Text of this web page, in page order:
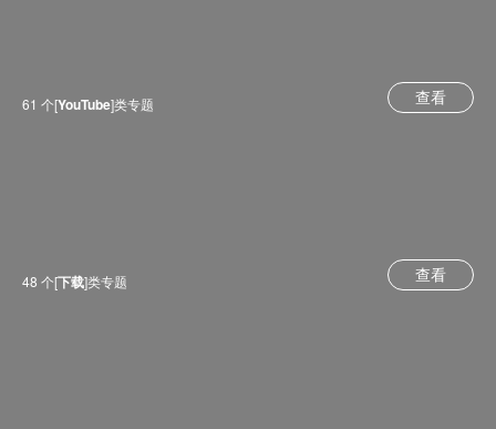
61 个[YouTube]类专题 查看
48 个[下载]类专题 查看